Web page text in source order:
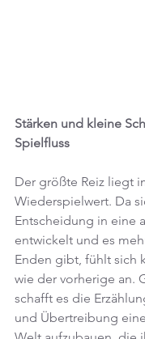
Stärken und kleine
Spielfluss
Der größte Reiz liegt
Wiederspielwert. Da
Entscheidung in eine
entwickelt und es
Enden gibt, fühlt sich
wie der vorherige an.
schafft es die
und Übertreibung